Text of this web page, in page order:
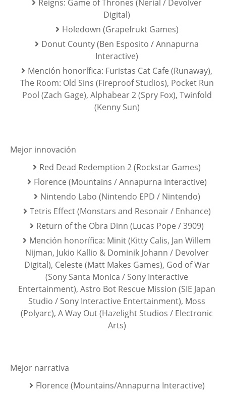
Reigns: Game of Thrones (Nerial / Devolver
Digital)
Holedown (Grapefrukt Games)
Donut County (Ben Esposito / Annapurna
Interactive)
Mención honorífica: Furistas Cat Cafe (Runaway),
The Room: Old Sins (Fireproof Studios), Pocket Run
Pool (Zach Gage), Alphabear 2 (Spry Fox), Twinfold
(Kenny Sun)
Mejor innovación
Red Dead Redemption 2 (Rockstar Games)
Florence (Mountains / Annapurna Interactive)
Nintendo Labo (Nintendo EPD / Nintendo)
Tetris Effect (Monstars and Resonair / Enhance)
Return of the Obra Dinn (Lucas Pope / 3909)
Mención honorífica: Minit (Kitty Calis, Jan Willem
Nijman, Jukio Kallio & Dominik Johann / Devolver
Digital), Celeste (Matt Makes Games), God of War
(Sony Santa Monica / Sony Interactive
Entertainment), Astro Bot Rescue Mission (SIE Japan
Studio / Sony Interactive Entertainment), Moss
(Polyarc), A Way Out (Hazelight Studios / Electronic
Arts)
Mejor narrativa
Florence (Mountains/Annapurna Interactive)